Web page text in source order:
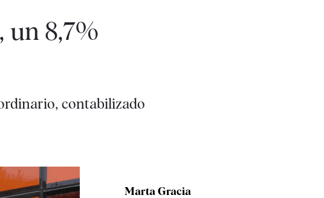
un 8,7%
contabilizado
Marta Gracia